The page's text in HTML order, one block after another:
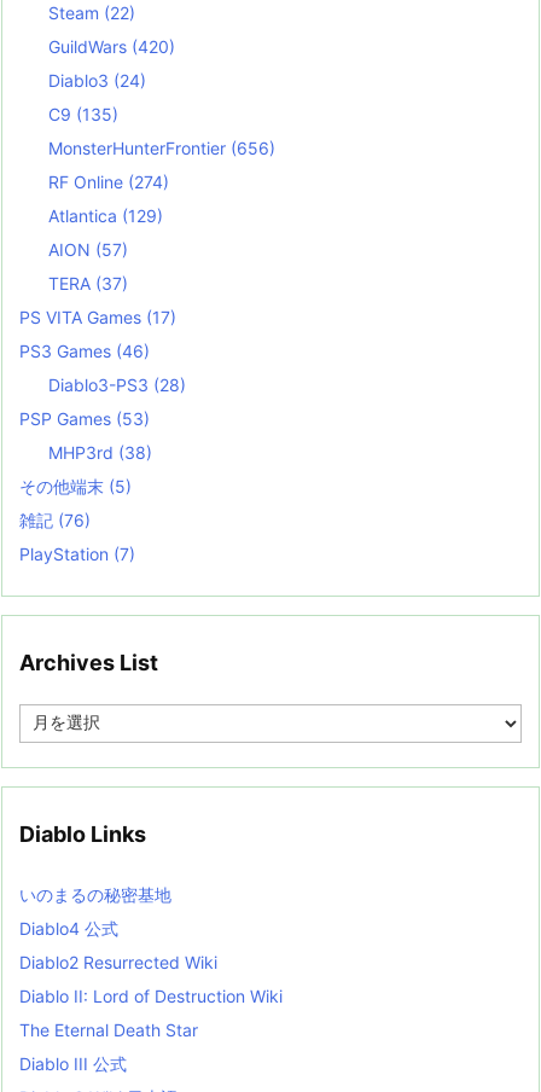
Steam (22)
GuildWars (420)
Diablo3 (24)
C9 (135)
MonsterHunterFrontier (656)
RF Online (274)
Atlantica (129)
AION (57)
TERA (37)
PS VITA Games (17)
PS3 Games (46)
Diablo3-PS3 (28)
PSP Games (53)
MHP3rd (38)
その他端末 (5)
雑記 (76)
PlayStation (7)
Archives List
e
i
s
t
Diablo Links
いのまるの秘密基地
Diablo4 公式
Diablo2 Resurrected Wiki
Diablo II: Lord of Destruction Wiki
The Eternal Death Star
Diablo III 公式